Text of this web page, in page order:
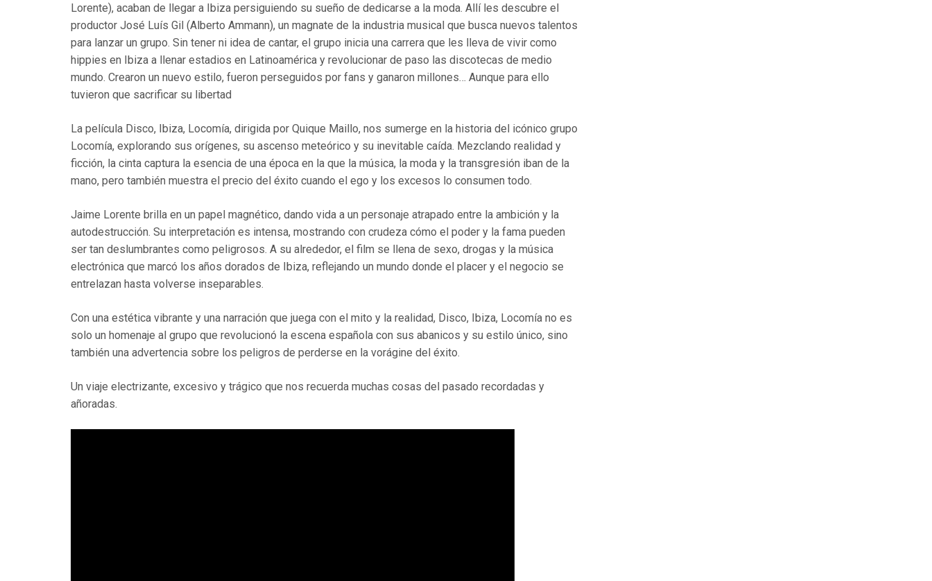
Lorente), acaban de llegar a Ibiza persiguiendo su sueño de dedicarse a la moda. Allí les descubre el
productor José Luís Gil (Alberto Ammann), un magnate de la industria musical que busca nuevos talentos
para lanzar un grupo. Sin tener ni idea de cantar, el grupo inicia una carrera que les lleva de vivir como
hippies en Ibiza a llenar estadios en Latinoamérica y revolucionar de paso las discotecas de medio
mundo. Crearon un nuevo estilo, fueron perseguidos por fans y ganaron millones… Aunque para ello
tuvieron que sacrificar su libertad
La película Disco, Ibiza, Locomía, dirigida por Quique Maillo, nos sumerge en la historia del icónico grupo
Locomía, explorando sus orígenes, su ascenso meteórico y su inevitable caída. Mezclando realidad y
ficción, la cinta captura la esencia de una época en la que la música, la moda y la transgresión iban de la
mano, pero también muestra el precio del éxito cuando el ego y los excesos lo consumen todo.
Jaime Lorente brilla en un papel magnético, dando vida a un personaje atrapado entre la ambición y la
autodestrucción. Su interpretación es intensa, mostrando con crudeza cómo el poder y la fama pueden
ser tan deslumbrantes como peligrosos. A su alrededor, el film se llena de sexo, drogas y la música
electrónica que marcó los años dorados de Ibiza, reflejando un mundo donde el placer y el negocio se
entrelazan hasta volverse inseparables.
Con una estética vibrante y una narración que juega con el mito y la realidad, Disco, Ibiza, Locomía no es
solo un homenaje al grupo que revolucionó la escena española con sus abanicos y su estilo único, sino
también una advertencia sobre los peligros de perderse en la vorágine del éxito.
Un viaje electrizante, excesivo y trágico que nos recuerda muchas cosas del pasado recordadas y
añoradas.